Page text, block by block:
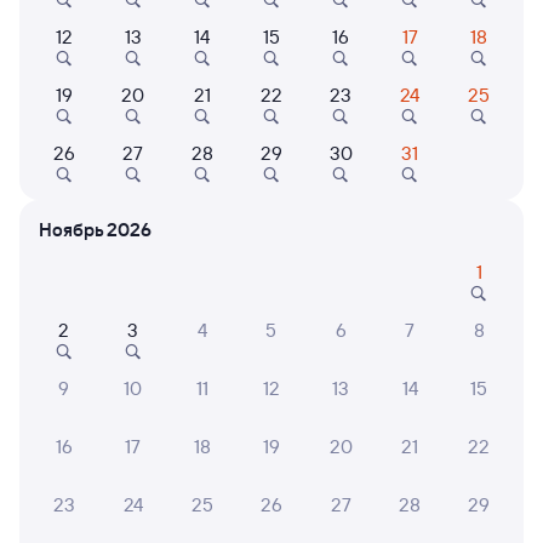
Выберите дату
454С Проходящий 8,4
Орёл
03:55 14:30
10 ч 35 м в пути
Маршрут
Плацкарт
от 2 ⁠647 ⁠₽ 3 ⁠520 ⁠₽
563С Проходящий 6,7
12 13 14 15 16 17 18
19 20 21 22 23 24 25
26 27 28 29 30 31
Ноябрь 2026
1
2 3 4 5 6 7 8
9 10 11 12 13 14 15
16 17 18 19 20 21 22
23 24 25 26 27 28 29